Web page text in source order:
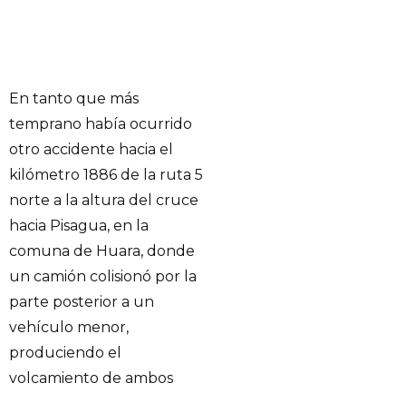
En tanto que más
temprano había ocurrido
otro accidente hacia el
kilómetro 1886 de la ruta 5
norte a la altura del cruce
hacia Pisagua, en la
comuna de Huara, donde
un camión colisionó por la
parte posterior a un
vehículo menor,
produciendo el
volcamiento de ambos